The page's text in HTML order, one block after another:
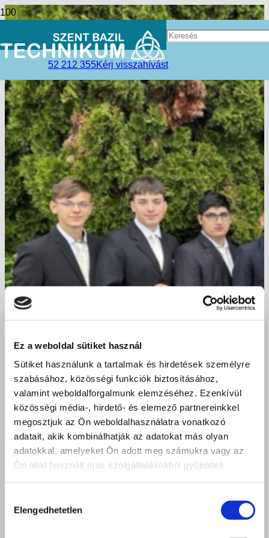
Ez a weboldal sütiket használ
Sütiket használunk a tartalmak és hirdetések személyre
szabásához, közösségi funkciók biztosításához,
valamint weboldalforgalmunk elemzéséhez. Ezenkívül
közösségi média-, hirdető- és elemező partnereinkkel
megosztjuk az Ön weboldalhasználatra vonatkozó
adatait, akik kombinálhatják az adatokat más olyan
adatokkal, amelyeket Ön adott meg számukra vagy az
Ön által használt más szolgáltatásokból gyűjtöttek.
kiválasztása
Elengedhetetlen
52 212 355Kérj visszahívást